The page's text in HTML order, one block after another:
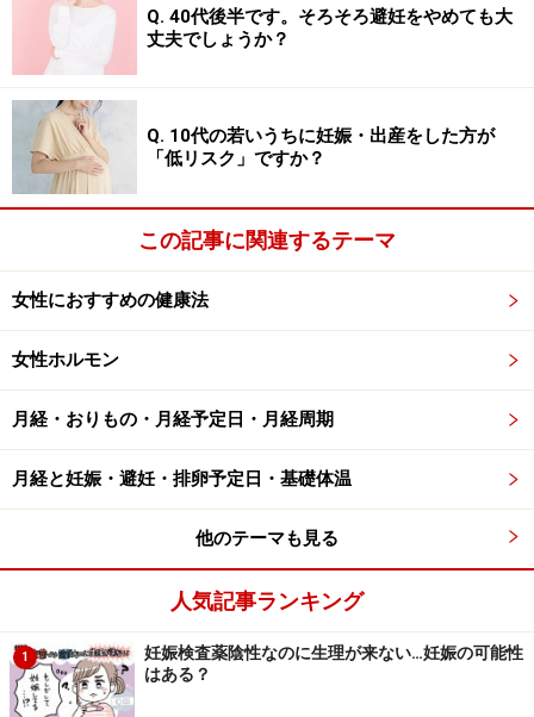
月経期は水分が失われやすく、しかも脂分も少ないので
カサカサしがち。黄体期ではお肌の水分量に対して、皮
脂の量が多いので化粧が崩れやすい原因となってしまう
のです。
月経リズムにあわせたスキンケア
月経期には体温が低かったり血行が悪くなったりするこ
とで顔色もくすみがち。さらに水分も失われやすく脂分
も少ないので、どうしても乾燥しがちになる上に、皮膚
のバリア機能が低下し、敏感になっています。
水分、脂分ともに十分補給して、さらに栄養と血流を改
善するような軽い運動をすることがオススメです。
卵胞期は比較的安定しているので、自分にあったいつも
のスキンケアをしましょう。
黄体期は体温が高く血行も良いので、やや赤みを帯びた
明るい顔色になりますが、水分と脂分のバランスが悪く
少しべとつきがち。ニキビや吹き出物も出やすくなりま
Q. 40代後半です。そろそろ避妊をやめても大
丈夫でしょうか？
Q. 10代の若いうちに妊娠・出産をした方が
「低リスク」ですか？
この記事に関連するテーマ
女性におすすめの健康法
女性ホルモン
月経・おりもの・月経予定日・月経周期
月経と妊娠・避妊・排卵予定日・基礎体温
他のテーマも見る
人気記事ランキング
1
妊娠検査薬陰性なのに生理が来ない…妊娠の可能性
はある？